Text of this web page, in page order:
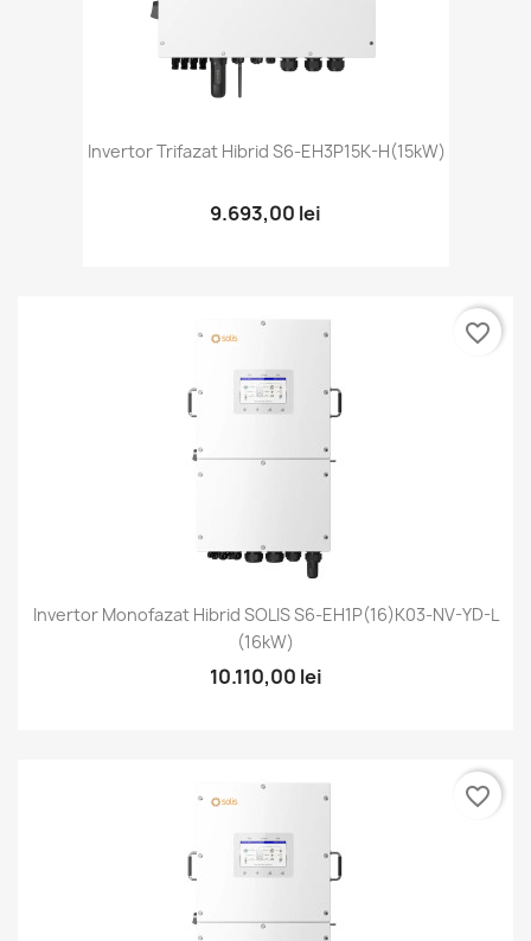
Invertor Trifazat Hibrid S6-EH3P15K-H(15kW)
9.693,00 lei
Invertor Monofazat Hibrid SOLIS S6-EH1P(16)K03-NV-YD-L
(16kW)
10.110,00 lei
favorite_border
favorite_border